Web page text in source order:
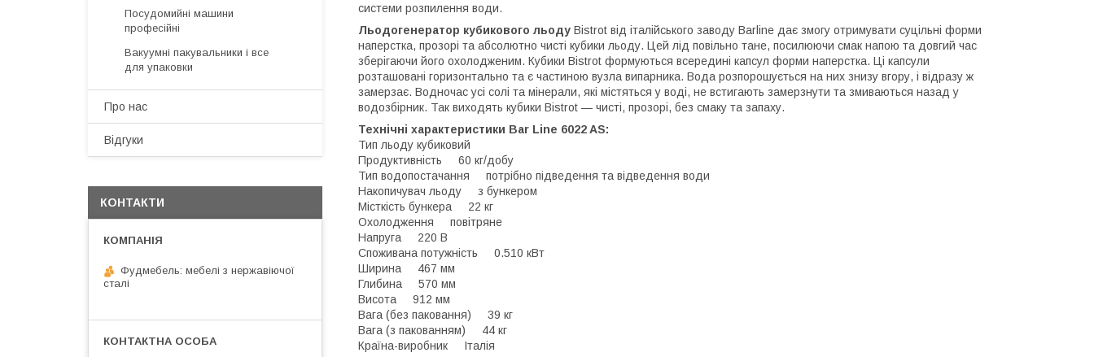
системи розпилення води.
Льодогенератор кубикового льоду Bistrot від італійського заводу Barline дає змогу отримувати суцільні форми
наперстка, прозорі та абсолютно чисті кубики льоду. Цей лід повільно тане, посилюючи смак напою та довгий час
зберігаючи його охолодженим. Кубики Bistrot формуються всередині капсул форми наперстка. Ці капсули
розташовані горизонтально та є частиною вузла випарника. Вода розпорошується на них знизу вгору, і відразу ж
замерзає. Водночас усі солі та мінерали, які містяться у воді, не встигають замерзнути та змиваються назад у
водозбірник. Так виходять кубики Bistrot — чисті, прозорі, без смаку та запаху.
Технічні характеристики Bar Line 6022 AS:
Тип льоду кубиковий
Продуктивність 60 кг/добу
Тип водопостачання потрібно підведення та відведення води
Накопичувач льоду з бункером
Місткість бункера 22 кг
Охолодження повітряне
Напруга 220 В
Споживана потужність 0.510 кВт
Ширина 467 мм
Глибина 570 мм
Висота 912 мм
Вага (без паковання) 39 кг
Вага (з пакованням) 44 кг
Країна-виробник Італія
Посудомийні машини
професійні
Вакуумні пакувальники і все
для упаковки
Про нас
Відгуки
КОНТАКТИ
Фудмебель: мебелі з нержавіючої
сталі